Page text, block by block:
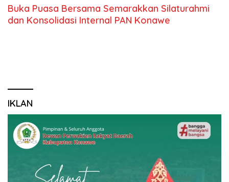
Buka Puasa Bersama Semarakkan Silaturahmi
dan Konsolidasi Internal PAN Konawe
IKLAN